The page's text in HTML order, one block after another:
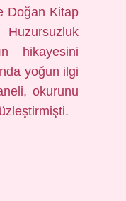
Doğan Kitap
hikayesini
yoğun ilgi
okurunu